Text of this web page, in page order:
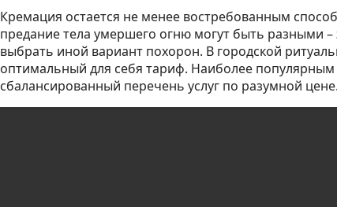
Кремация остается не менее востребованным
предание тела умершего огню могут быть разными
выбрать иной вариант похорон. В городской
оптимальный для себя тариф. Наиболее
сбалансированный перечень услуг по разумной цене.